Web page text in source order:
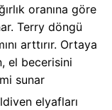
oranına göre
Terry döngü
arttırır. Ortaya
el becerisini
sunar
elyafları